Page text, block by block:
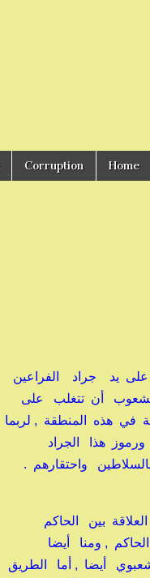
Home
Corruption
يد جراد الفراعين
أن تتغلب على
هذه المنطقة , لربما
هذا الجراد
واحتقارهم .
بين الحاكم
, ومنا أيضا
أيضا , أما الطريق